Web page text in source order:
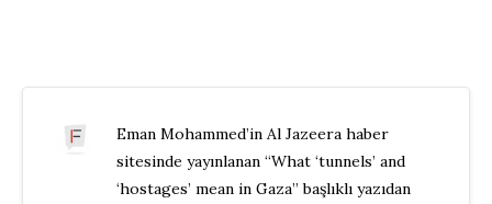
Eman Mohammed’in Al Jazeera haber
sitesinde yayınlanan “What ‘tunnels’ and
‘hostages’ mean in Gaza” başlıklı yazıdan